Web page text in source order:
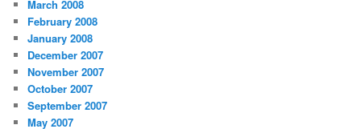
March 2008
February 2008
January 2008
December 2007
November 2007
October 2007
September 2007
May 2007